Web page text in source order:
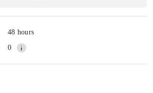
48 hours
0